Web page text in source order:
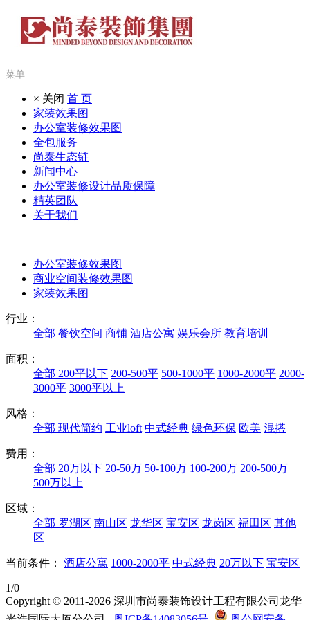
菜单
× 关闭 首 页
家装效果图
办公室装修效果图
全包服务
尚泰生态链
新闻中心
办公室装修设计品质保障
精英团队
关于我们
办公室装修效果图
商业空间装修效果图
家装效果图
行业：
全部 餐饮空间 商铺 酒店公寓 娱乐会所 教育培训
面积：
全部 200平以下 200-500平 500-1000平 1000-2000平 2000-
3000平 3000平以上
风格：
全部 现代简约 工业loft 中式经典 绿色环保 欧美 混搭
费用：
全部 20万以下 20-50万 50-100万 100-200万 200-500万
500万以上
区域：
全部 罗湖区 南山区 龙华区 宝安区 龙岗区 福田区 其他
区
当前条件： 酒店公寓 1000-2000平 中式经典 20万以下 宝安区
1/0
Copyright © 2011-2026 深圳市尚泰装饰设计工程有限公司龙华